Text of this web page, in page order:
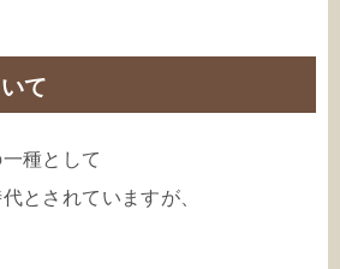
て
種として
とされていますが、